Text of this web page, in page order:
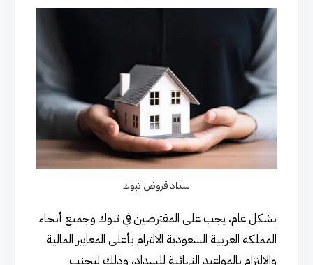
سداد قروض تبوك
بشكل عام، يجب على المقترضين في تبوك وجميع أنحاء
المملكة العربية السعودية الالتزام بأعلى المعايير المالية
والالتزام بالمواعيد النهائية للسداد، وذلك لتجنب